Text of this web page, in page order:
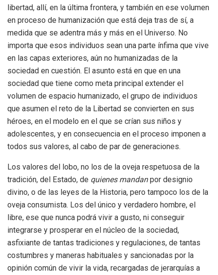
libertad, allí, en la última frontera, y también en ese volumen
en proceso de humanización que está deja tras de sí, a
medida que se adentra más y más en el Universo. No
importa que esos individuos sean una parte ínfima que vive
en las capas exteriores, aún no humanizadas de la
sociedad en cuestión. El asunto está en que en una
sociedad que tiene como meta principal extender el
volumen de espacio humanizado, el grupo de individuos
que asumen el reto de la Libertad se convierten en sus
héroes, en el modelo en el que se crían sus niños y
adolescentes, y en consecuencia en el proceso imponen a
todos sus valores, al cabo de par de generaciones.
Los valores del lobo, no los de la oveja respetuosa de la
tradición, del Estado, de quienes mandanpor designio
divino, o de las leyes de la Historia, pero tampoco los de la
oveja consumista. Los del único y verdadero hombre, el
libre, ese que nunca podrá vivir a gusto, ni conseguir
integrarse y prosperar en el núcleo de la sociedad,
asfixiante de tantas tradiciones y regulaciones, de tantas
costumbres y maneras habituales y sancionadas por la
opinión común de vivir la vida, recargadas de jerarquías a